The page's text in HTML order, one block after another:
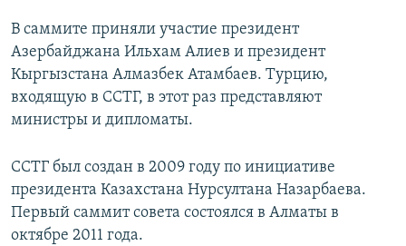
В саммите приняли участие президент
Азербайджана Ильхам Алиев и президент
Кыргызстана Алмазбек Атамбаев. Турцию,
входящую в ССТГ, в этот раз представляют
министры и дипломаты.
ССТГ был создан в 2009 году по инициативе
президента Казахстана Нурсултана Назарбаева.
Первый саммит совета состоялся в Алматы в
октябре 2011 года.